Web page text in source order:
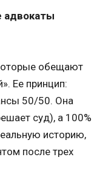
адвокаты
обещают
Ее принцип:
50/50. Она
суд), а 100%
историю,
после трех